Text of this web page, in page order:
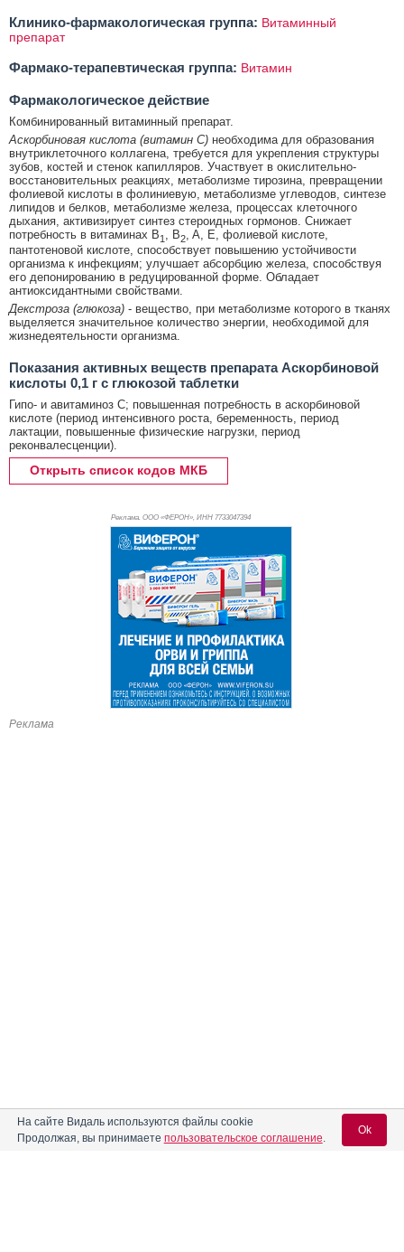
Клинико-фармакологическая группа: Витаминный
препарат
Фармако-терапевтическая группа: Витамин
Фармакологическое действие
Комбинированный витаминный препарат.
Аскорбиновая кислота (витамин С) необходима для образования
внутриклеточного коллагена, требуется для укрепления структуры
зубов, костей и стенок капилляров. Участвует в окислительно-
восстановительных реакциях, метаболизме тирозина, превращении
фолиевой кислоты в фолиниевую, метаболизме углеводов, синтезе
липидов и белков, метаболизме железа, процессах клеточного
дыхания, активизирует синтез стероидных гормонов. Снижает
потребность в витаминах B1 , B2 , A, E, фолиевой кислоте,
пантотеновой кислоте, способствует повышению устойчивости
организма к инфекциям; улучшает абсорбцию железа, способствуя
его депонированию в редуцированной форме. Обладает
антиоксидантными свойствами.
Декстроза (глюкоза) - вещество, при метаболизме которого в тканях
выделяется значительное количество энергии, необходимой для
жизнедеятельности организма.
Показания активных веществ препарата Аскорбиновой
кислоты 0,1 г с глюкозой таблетки
Гипо- и авитаминоз C; повышенная потребность в аскорбиновой
кислоте (период интенсивного роста, беременность, период
лактации, повышенные физические нагрузки, период
реконвалесценции).
Открыть список кодов МКБ
Реклама. ООО «ФЕРОН», ИНН 7733047394
Реклама
На сайте Видаль используются файлы cookie
Продолжая, вы принимаете пользовательское соглашение.
Ok